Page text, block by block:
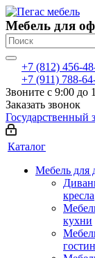
Мебель для
+7 (812) 456-
+7 (911) 788-
Звоните с 9:00 до
Заказать звонок
Государственный
Каталог
Мебель для
кресла
кухни